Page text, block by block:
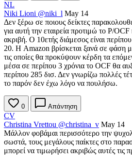
NL
Niki Lioni @niki_l May 14
Δεν ξέρω σε ποιους δείκτες
για αυτή την εταιρεία προτιμώ το P/OCF
ακριβή. Ο 10ετής διάμεσος είναι
20. Η Amazon βρίσκεται ξανά σε φάση
τις οποίες θα προκύψουν κέρδη τα
μέσα σε περίπου 3 χρόνια το OCF θα
περίπου 285 δισ. Δεν γνωρίζω πολλές
το παρόν δεν έχω λόγο να πουλήσω.
0 Απάντηση
CV
Christina Vrettou @christina_v May 14
Μάλλον φοβάμαι περισσότερο την
σωστά, τους μεγάλους παίκτες στο
μπορεί να τιμωρήσει ακριβώς αυτές τις